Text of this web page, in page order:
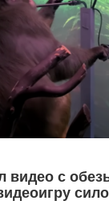
видео с